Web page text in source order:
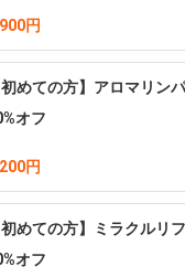
円
初めての方】アロマリン
オフ
円
初めての方】ミラクルリ
オフ